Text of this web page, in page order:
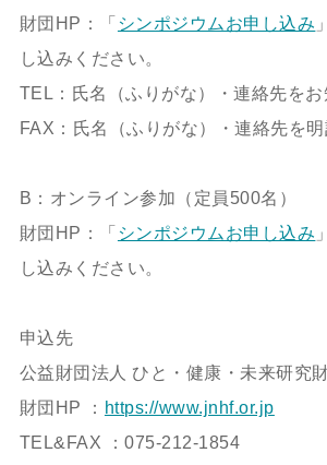
財団HP：「 シンポジウムお申し込み
し込みください。
TEL：氏名（ふりがな）・連絡先をお
FAX：氏名（ふりがな）・連絡先を明
B：オンライン参加（定員500名）
財団HP：「 シンポジウムお申し込み
し込みください。
申込先
公益財団法人 ひと・健康・未来研究
財団HP ： https://www.jnhf.or.jp
TEL&FAX ：075-212-1854